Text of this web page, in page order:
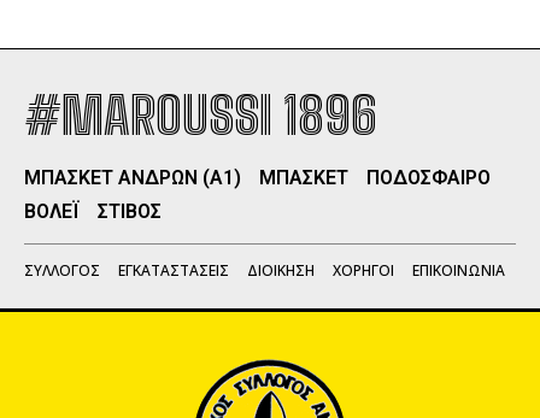
#MAROUSSI 1896
ΜΠΑΣΚΕΤ ΑΝΔΡΩΝ (Α1) ΜΠΑΣΚΕΤ
ΠΟΔΟΣΦΑΙΡΟ
ΒΟΛΕΪ
ΣΤΙΒΟΣ
ΣΥΛΛΟΓΟΣ ΕΓΚΑΤΑΣΤΑΣΕΙΣ ΔΙΟΙΚΗΣΗ ΧΟΡΗΓΟΙ ΕΠΙΚΟΙΝΩΝΙΑ